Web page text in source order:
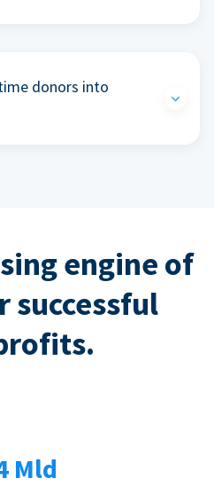
donors into
engine of
successful
Mld